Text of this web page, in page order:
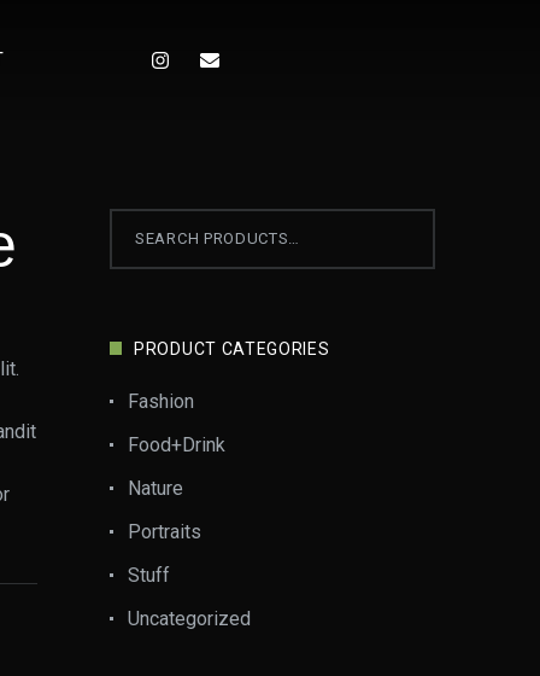
PRODUCT CATEGORIES
Fashion
Food+Drink
Nature
Portraits
Stuff
Uncategorized